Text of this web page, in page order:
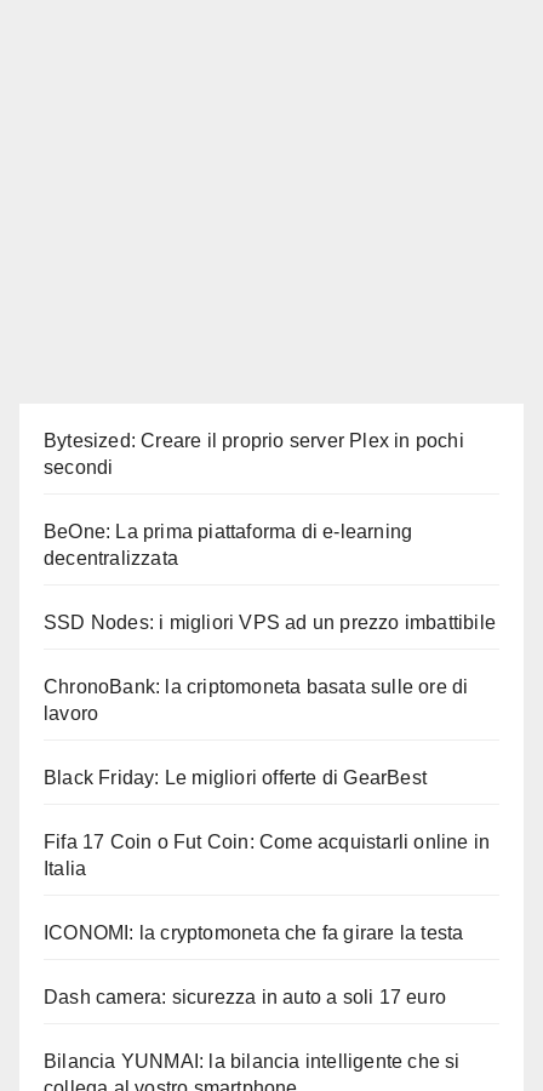
Bytesized: Creare il proprio server Plex in pochi
secondi
BeOne: La prima piattaforma di e-learning
decentralizzata
SSD Nodes: i migliori VPS ad un prezzo imbattibile
ChronoBank: la criptomoneta basata sulle ore di
lavoro
Black Friday: Le migliori offerte di GearBest
Fifa 17 Coin o Fut Coin: Come acquistarli online in
Italia
ICONOMI: la cryptomoneta che fa girare la testa
Dash camera: sicurezza in auto a soli 17 euro
Bilancia YUNMAI: la bilancia intelligente che si